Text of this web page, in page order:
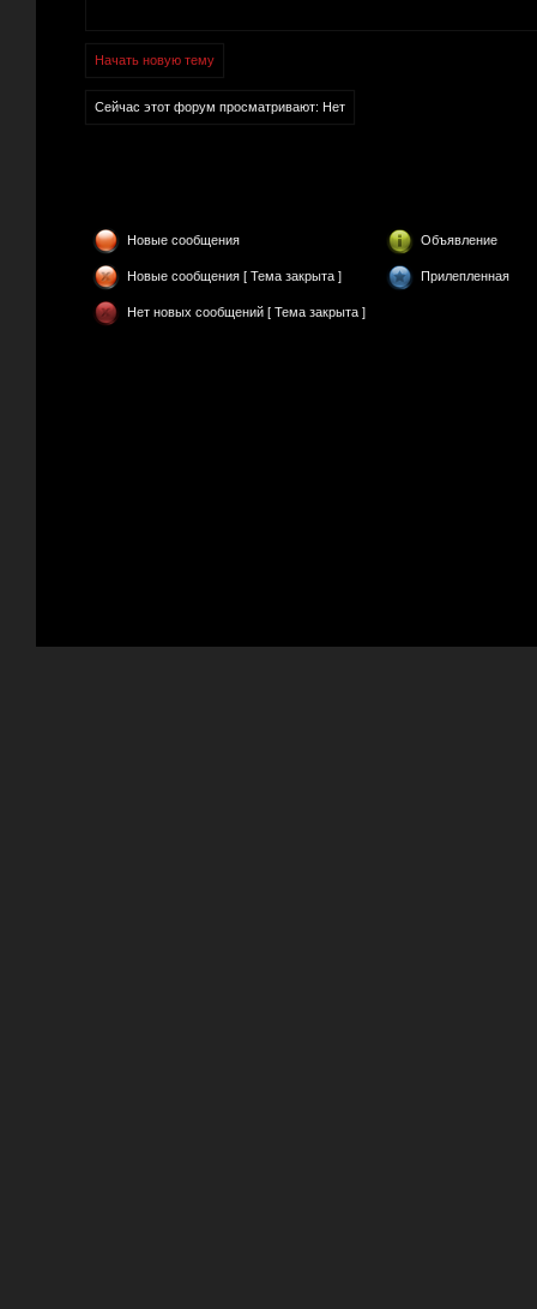
Начать новую тему
Сейчас этот форум просматривают: Нет
Новые сообщения Объявление
Новые сообщения [ Тема закрыта ] Прилепленная
Нет новых сообщений [ Тема закрыта ]